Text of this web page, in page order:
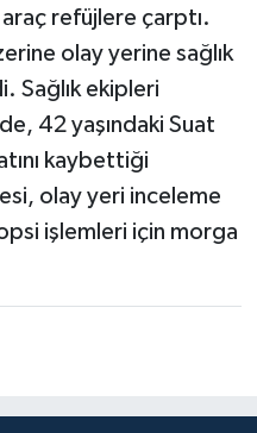
refüjlere çarptı.
olay yerine sağlık
Sağlık ekipleri
42 yaşındaki Suat
kaybettiği
olay yeri inceleme
işlemleri için morga